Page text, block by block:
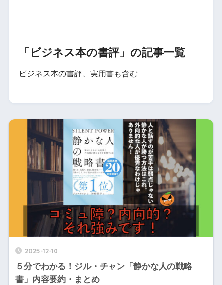
「ビジネス本の書評」の記事一覧
ビジネス本の書評、実用書も含む
2025-12-10
５分でわかる！ジル・チャン「静かな人の戦略
書」内容要約・まとめ